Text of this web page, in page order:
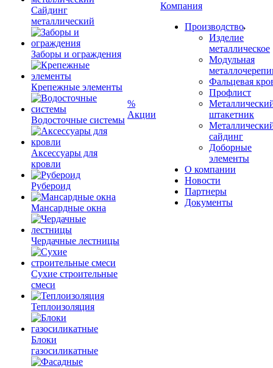
Сайдинг
металлический
Заборы и ограждения
Крепежные элементы
Водосточные системы
Аксессуары для
кровли
Рубероид
Мансардные окна
Чердачные лестницы
Сухие строительные
смеси
Теплоизоляция
Блоки
газосиликатные
%
Акции
Компания
Производство
Изделие
металлическое
Модульная
Фальцевая
Профлист
штакетник
сайдинг
Доборные
элементы
О компании
Новости
Партнеры
Документы